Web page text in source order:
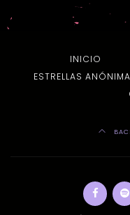
INICIO
ESTRELLAS